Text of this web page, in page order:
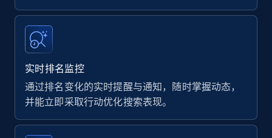
upc numbers
Title, Seller name, Brand, Description, Initial
price, Currency, Availability, Reviews count, and
more.
35.2K+ 5.7K+ 立即开始
实时排名监控
通过排名变化的实时提醒与通知，随时掌握动态，
并能立即采取行动优化搜索表现。